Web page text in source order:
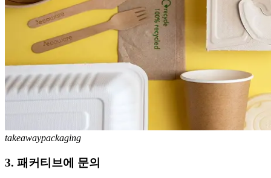
takeawaypackaging
3. 패커티브에 문의